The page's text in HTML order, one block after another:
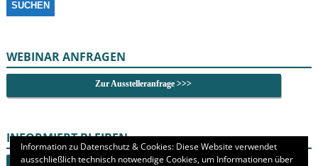
WEBINAR ANFRAGEN
Zur Ausstelleranfrage >>>
INFORMIERT BLEIBEN
Information zu Datenschutz & Cookies: Diese Website verwendet
ausschließlich technisch notwendige Cookies, um Informationen über